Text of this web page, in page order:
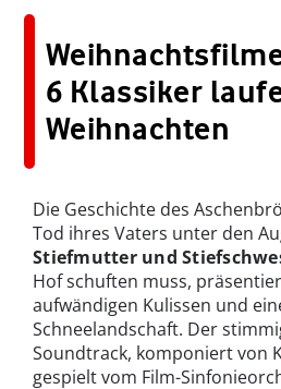
6 Klassiker
Weihnachten
Die Geschichte des
Tod ihres Vaters unter den
Stiefmutter und
Hof schuften muss,
aufwändigen Kulissen und
Schneelandschaft. Der
Soundtrack, komponiert von
gespielt vom Film-